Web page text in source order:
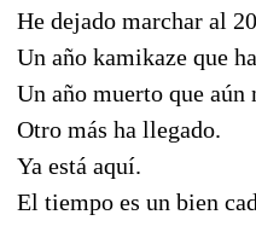
He dejado marchar al
Un año kamikaze que
Un año muerto que aún
Otro más ha llegado.
Ya está aquí.
El tiempo es un bien